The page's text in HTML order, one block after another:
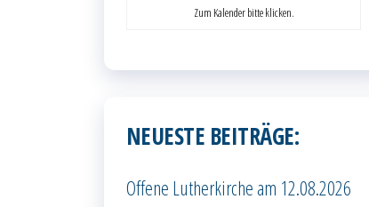
Zum Kalender bitte klicken.
NEUESTE BEITRÄGE:
Offene Lutherkirche am 12.08.2026